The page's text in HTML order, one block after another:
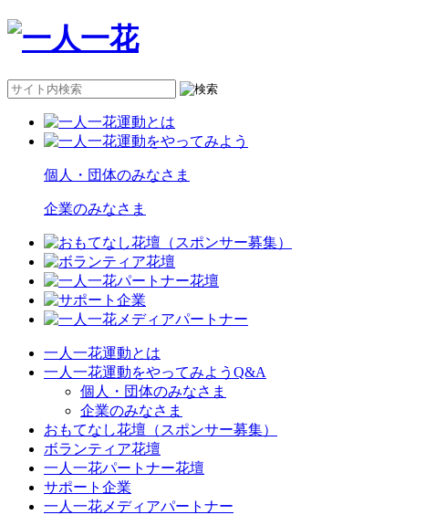
個人・団体のみなさま
企業のみなさま
一人一花運動とは
一人一花運動をやってみようQ&A
個人・団体のみなさま
企業のみなさま
おもてなし花壇（スポンサー募集）
ボランティア花壇
一人一花パートナー花壇
サポート企業
一人一花メディアパートナー